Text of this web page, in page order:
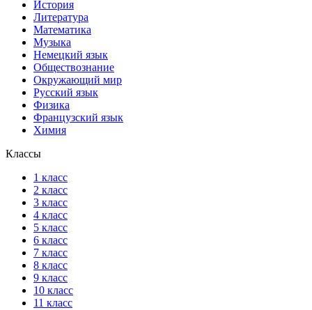
История
Литература
Математика
Музыка
Немецкий язык
Обществознание
Окружающий мир
Русский язык
Физика
Французский язык
Химия
Классы
1 класс
2 класс
3 класс
4 класс
5 класс
6 класс
7 класс
8 класс
9 класс
10 класс
11 класс